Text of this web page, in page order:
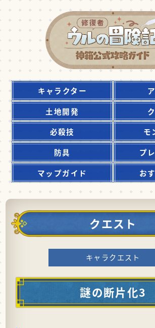
キャラクター
土地開発
必殺技
モ
防具
プ
マップガイド
お
クエスト
キャラクエスト
謎の断片化3